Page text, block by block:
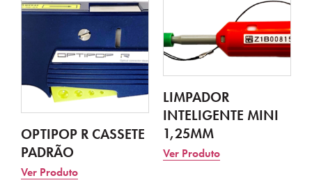
OPTIPOP R CASSETE
PADRÃO
Ver Produto
LIMPADOR
INTELIGENTE MINI
1,25MM
Ver Produto